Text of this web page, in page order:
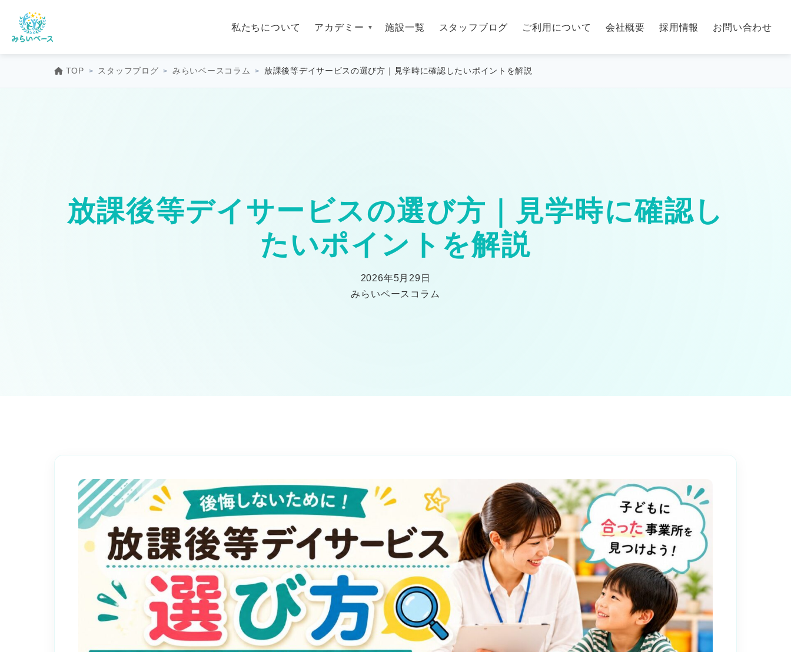
私たちについて アカデミー 施設一覧 スタッフブログ ご利用について 会社概要 採用情報 お問い合わせ
TOP スタッフブログ みらいベースコラム 放課後等デイサービスの選び方｜見学時に確認したいポイントを解説
放課後等デイサービスの選び方｜見学時に確認し
たいポイントを解説
2026年5月29日
みらいベースコラム